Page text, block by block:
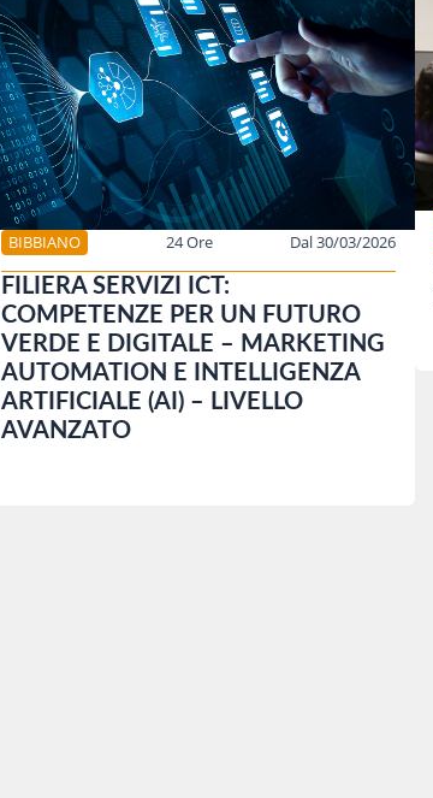
BIBBIANO 24 Ore Dal 30/03/2026
FILIERA SERVIZI ICT:
COMPETENZE PER UN FUTURO
VERDE E DIGITALE – MARKETING
AUTOMATION E INTELLIGENZA
ARTIFICIALE (AI) – LIVELLO
AVANZATO